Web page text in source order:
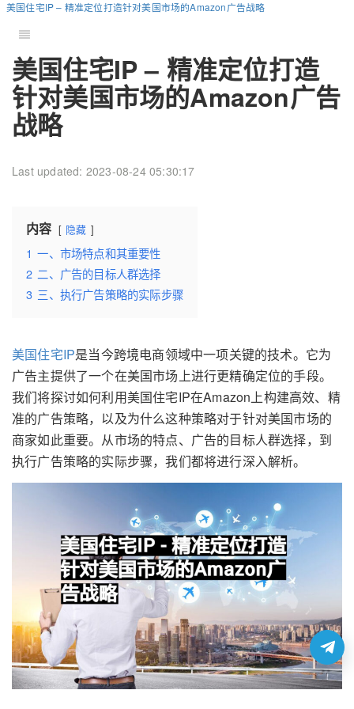
美国住宅IP – 精准定位打造针对美国市场的Amazon广告战略
美国住宅IP – 精准定位打造
针对美国市场的Amazon广告
战略
Last updated: 2023-08-24 05:30:17
内容 隐藏
1 一、市场特点和其重要性
2 二、广告的目标人群选择
3 三、执行广告策略的实际步骤
美国住宅IP是当今跨境电商领域中一项关键的技术。它为
广告主提供了一个在美国市场上进行更精确定位的手段。
我们将探讨如何利用美国住宅IP在Amazon上构建高效、精
准的广告策略，以及为什么这种策略对于针对美国市场的
商家如此重要。从市场的特点、广告的目标人群选择，到
执行广告策略的实际步骤，我们都将进行深入解析。